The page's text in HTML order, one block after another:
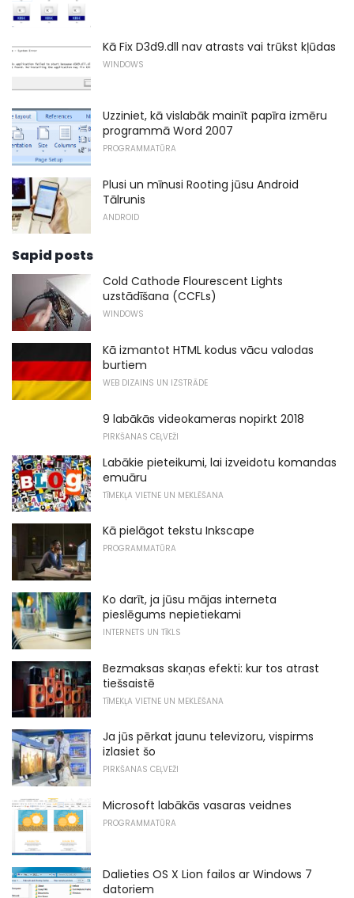
Kā Fix D3d9.dll nav atrasts vai trūkst kļūdas
WINDOWS
Uzziniet, kā vislabāk mainīt papīra izmēru
programmā Word 2007
PROGRAMMATŪRA
Plusi un mīnusi Rooting jūsu Android
Tālrunis
ANDROID
Sapid posts
Cold Cathode Flourescent Lights
uzstādīšana (CCFLs)
WINDOWS
Kā izmantot HTML kodus vācu valodas
burtiem
WEB DIZAINS UN IZSTRĀDE
9 labākās videokameras nopirkt 2018
PIRKŠANAS CEĻVEŽI
Labākie pieteikumi, lai izveidotu komandas
emuāru
TĪMEKĻA VIETNE UN MEKLĒŠANA
Kā pielāgot tekstu Inkscape
PROGRAMMATŪRA
Ko darīt, ja jūsu mājas interneta
pieslēgums nepietiekami
INTERNETS UN TĪKLS
Bezmaksas skaņas efekti: kur tos atrast
tiešsaistē
TĪMEKĻA VIETNE UN MEKLĒŠANA
Ja jūs pērkat jaunu televizoru, vispirms
izlasiet šo
PIRKŠANAS CEĻVEŽI
Microsoft labākās vasaras veidnes
PROGRAMMATŪRA
Dalieties OS X Lion failos ar Windows 7
datoriem